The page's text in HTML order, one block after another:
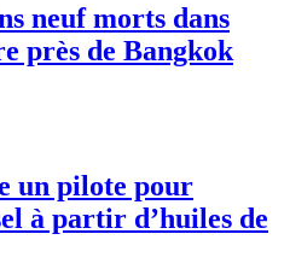
neuf morts dans
près de Bangkok
un pilote pour
à partir d’huiles de